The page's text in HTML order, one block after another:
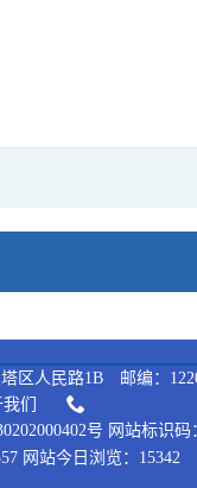
区人民路1B 邮编：
们
号 网站标识码
网站今日浏览：15342